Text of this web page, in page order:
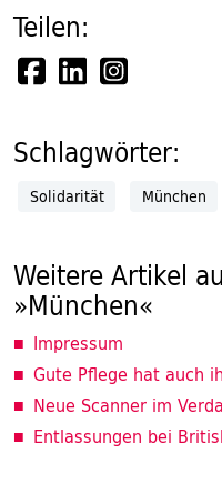
Teilen:
Schlagwörter:
Solidarität München
Weitere Artikel
»München«
Impressum
Gute Pflege hat auch
Neue Scanner im
Entlassungen bei